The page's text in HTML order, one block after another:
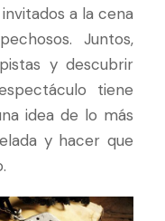
a la cena
Juntos,
y descubrir
tiene
idea de lo más
y hacer que